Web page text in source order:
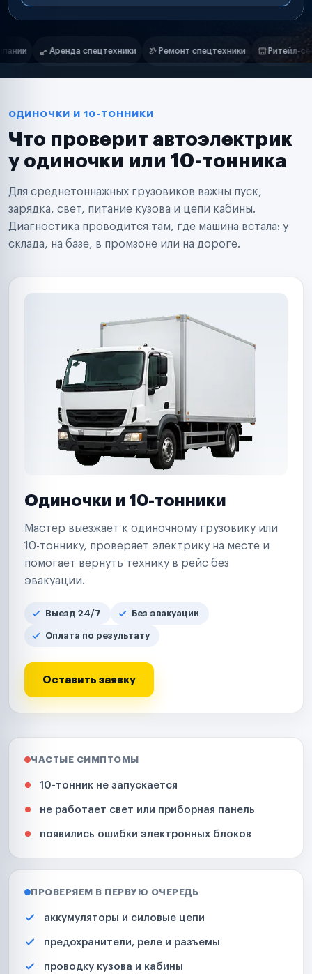
Нам доверяют
Ремонт спецтехники Ритейл-сети Управляющие компании
Маркетплейсы
Таксопарки
Автодилеры
Поставщики запчастей
Аренда спецтехники
Ремонт спецтехники
Ритейл-сети
Управляющие компании
Страховые компании
ОДИНОЧКИ И 10-ТОННИКИ
Что проверит автоэлектрик
у одиночки или 10-тонника
Для среднетоннажных грузовиков важны пуск,
зарядка, свет, питание кузова и цепи кабины.
Диагностика проводится там, где машина встала: у
склада, на базе, в промзоне или на дороге.
Одиночки и 10-тонники
Мастер выезжает к одиночному грузовику или
10-тоннику, проверяет электрику на месте и
помогает вернуть технику в рейс без
эвакуации.
Выезд 24/7 Без эвакуации
Оплата по результату
Оставить заявку
ЧАСТЫЕ СИМПТОМЫ
10-тонник не запускается
не работает свет или приборная панель
появились ошибки электронных блоков
ПРОВЕРЯЕМ В ПЕРВУЮ ОЧЕРЕДЬ
аккумуляторы и силовые цепи
предохранители, реле и разъемы
проводку кузова и кабины